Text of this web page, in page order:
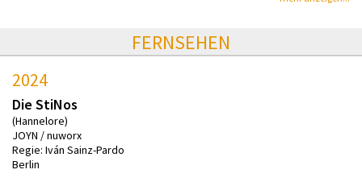
FERNSEHEN
2024
Die StiNos
(Hannelore)
JOYN / nuworx
Regie: Iván Sainz-Pardo
Berlin